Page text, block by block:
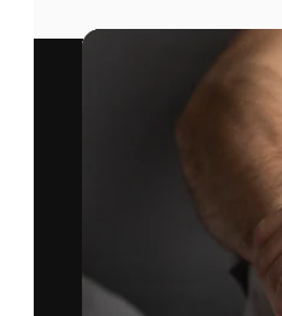
Videoer
Bevegelsesgrafikk
Den kreative
beste
blant
Norsk